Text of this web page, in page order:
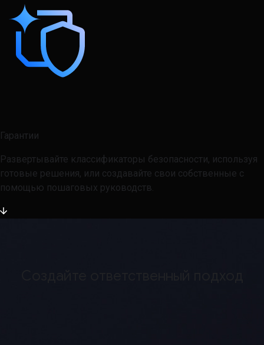
Гарантии
Развертывайте классификаторы безопасности, используя
готовые решения, или создавайте свои собственные с
помощью пошаговых руководств.